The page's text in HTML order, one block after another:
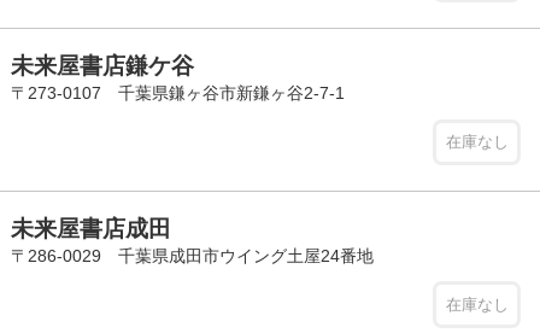
未来屋書店鎌ケ谷
〒273-0107 千葉県鎌ヶ谷市新鎌ヶ谷2-7-1
在庫なし
未来屋書店成田
〒286-0029 千葉県成田市ウイング土屋24番地
在庫なし